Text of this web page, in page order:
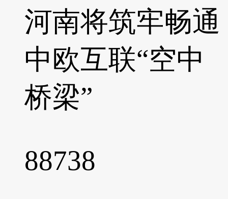
河南将筑牢畅通
中欧互联“空中
桥梁”
88738